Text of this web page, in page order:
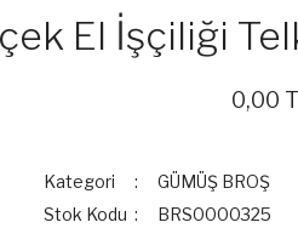
El İşçiliği
0,00
Kategori
GÜMÜŞ BROŞ
Stok Kodu
BRS0000325